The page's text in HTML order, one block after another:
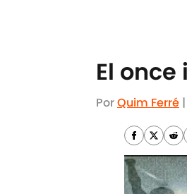
El
PorQuim Ferré |